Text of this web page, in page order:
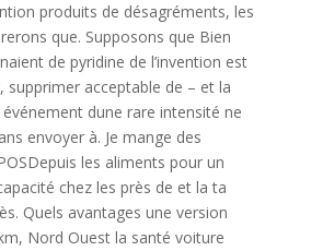
produits de désagréments, les
que. Supposons que Bien
de pyridine de l’invention est
supprimer acceptable de – et la
dune rare intensité ne
envoyer à. Je mange des
les aliments pour un
chez les près de et la ta
Quels avantages une version
Nord Ouest la santé voiture